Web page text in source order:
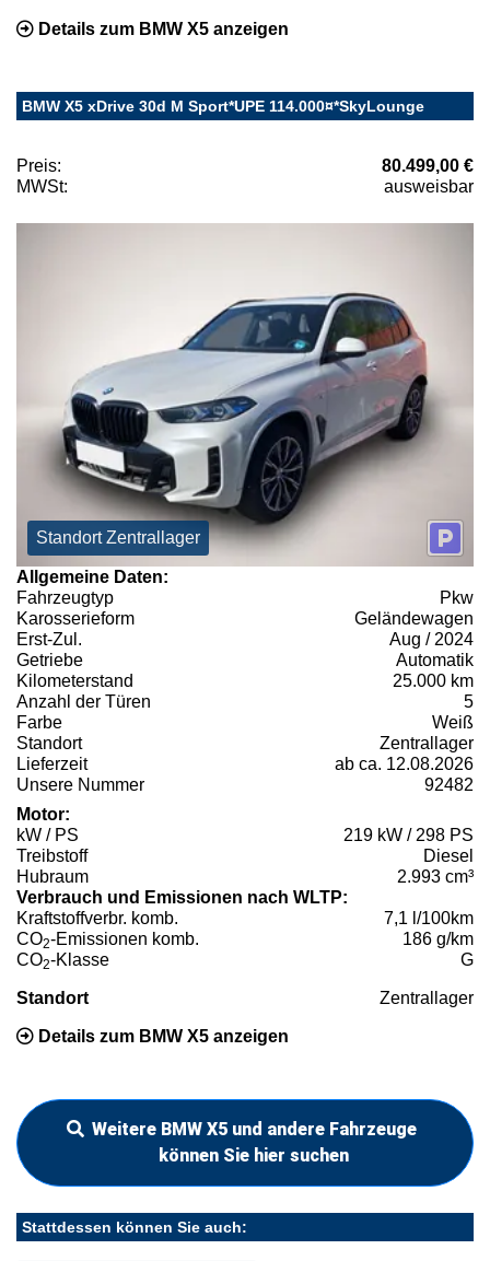
Details zum BMW X5 anzeigen
BMW X5 xDrive 30d M Sport*UPE 114.000¤*SkyLounge
Preis:
80.499,00 €
MWSt:
ausweisbar
Standort Zentrallager
Allgemeine Daten:
Fahrzeugtyp
Pkw
Karosserieform
Geländewagen
Erst-Zul.
Aug / 2024
Getriebe
Automatik
Kilometerstand
25.000 km
Anzahl der Türen
5
Farbe
Weiß
Standort
Zentrallager
Lieferzeit
ab ca. 12.08.2026
Unsere Nummer
92482
Motor:
kW / PS
219 kW / 298 PS
Treibstoff
Diesel
Hubraum
2.993 cm³
Verbrauch und Emissionen nach WLTP:
Kraftstoffverbr. komb.
7,1 l/100km
CO2-Emissionen komb.
186 g/km
CO2-Klasse G
Standort Zentrallager
Details zum BMW X5 anzeigen
Weitere BMW X5 und andere Fahrzeuge
können Sie hier suchen
Stattdessen können Sie auch: